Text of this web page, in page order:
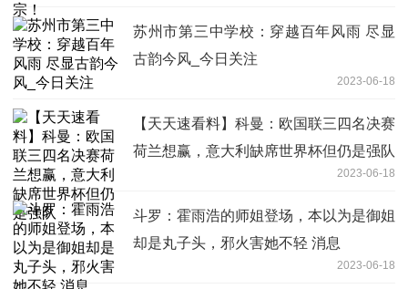
苏州市第三中学校：穿越百年风雨 尽显
古韵今风_今日关注
2023-06-18
【天天速看料】科曼：欧国联三四名决赛
荷兰想赢，意大利缺席世界杯但仍是强队
2023-06-18
斗罗：霍雨浩的师姐登场，本以为是御姐
却是丸子头，邪火害她不轻 消息
2023-06-18